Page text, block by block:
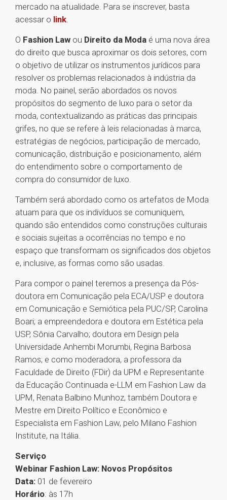
mercado na atualidade. Para se inscrever, basta
acessar o link.
O Fashion Law ou Direito da Moda é uma nova área
do direito que busca aproximar os dois setores, com
o objetivo de utilizar os instrumentos jurídicos para
resolver os problemas relacionados à indústria da
moda. No painel, serão abordados os novos
propósitos do segmento de luxo para o setor da
moda, contextualizando as práticas das principais
grifes, no que se refere à leis relacionadas à marca,
estratégias de negócios, participação de mercado,
comunicação, distribuição e posicionamento, além
do entendimento sobre o comportamento de
compra do consumidor de luxo.
Também será abordado como os artefatos de Moda
atuam para que os indivíduos se comuniquem,
quando são entendidos como construções culturais
e sociais sujeitas a ocorrências no tempo e no
espaço que transformam os significados dos objetos
e, inclusive, as formas como são usadas.
Para compor o painel teremos a presença da Pós-
doutora em Comunicação pela ECA/USP e doutora
em Comunicação e Semiótica pela PUC/SP, Carolina
Boari; a empreendedora e doutora em Estética pela
USP, Sônia Carvalho; doutora em Design pela
Universidade Anhembi Morumbi, Regina Barbosa
Ramos; e como moderadora, a professora da
Faculdade de Direito (FDir) da UPM e Representante
da Educação Continuada e-LLM em Fashion Law da
UPM, Renata Balbino Munhoz, também Doutora e
Mestre em Direito Político e Econômico e
Especialista em Fashion Law, pelo Milano Fashion
Institute, na Itália.
Serviço
Webinar Fashion Law: Novos Propósitos
Data: 01 de fevereiro
Horário: às 17h